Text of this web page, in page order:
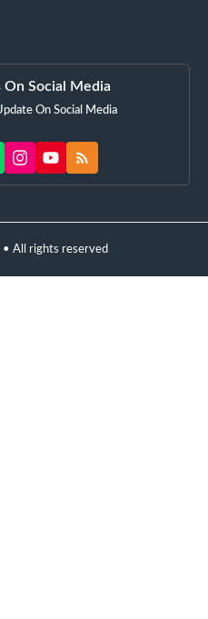
On Social Media
On Social Media
• All rights reserved